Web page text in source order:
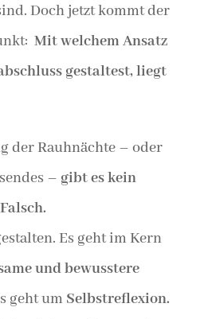
Doch jetzt kommt der
Mit welchem Ansatz
gestaltest, liegt
der Rauhnächte – oder
– gibt es kein
Es geht im Kern
und bewusstere
geht um Selbstreflexion.